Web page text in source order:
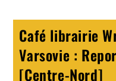
Café librairie
Varsovie :
[Centre-Nord]